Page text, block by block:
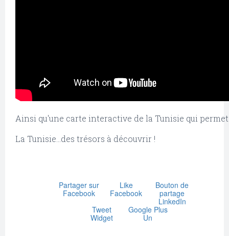
Ainsi qu'une carte interactive de la Tunisie qui
La Tunisie…des trésors à découvrir !
Partager sur
Facebook
Like
Facebook
Bouton de
partage
LinkedIn
Tweet
Widget
Google Plus
Un